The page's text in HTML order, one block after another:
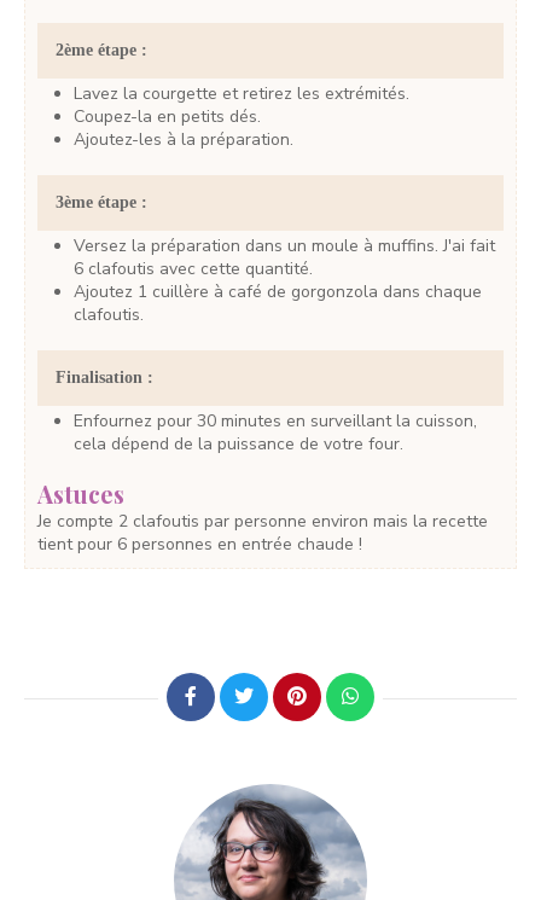
2ème étape :
Lavez la courgette et retirez les extrémités.
Coupez-la en petits dés.
Ajoutez-les à la préparation.
3ème étape :
Versez la préparation dans un moule à muffins. J'ai fait
6 clafoutis avec cette quantité.
Ajoutez 1 cuillère à café de gorgonzola dans chaque
clafoutis.
Finalisation :
Enfournez pour 30 minutes en surveillant la cuisson,
cela dépend de la puissance de votre four.
Astuces
Je compte 2 clafoutis par personne environ mais la recette
tient pour 6 personnes en entrée chaude !